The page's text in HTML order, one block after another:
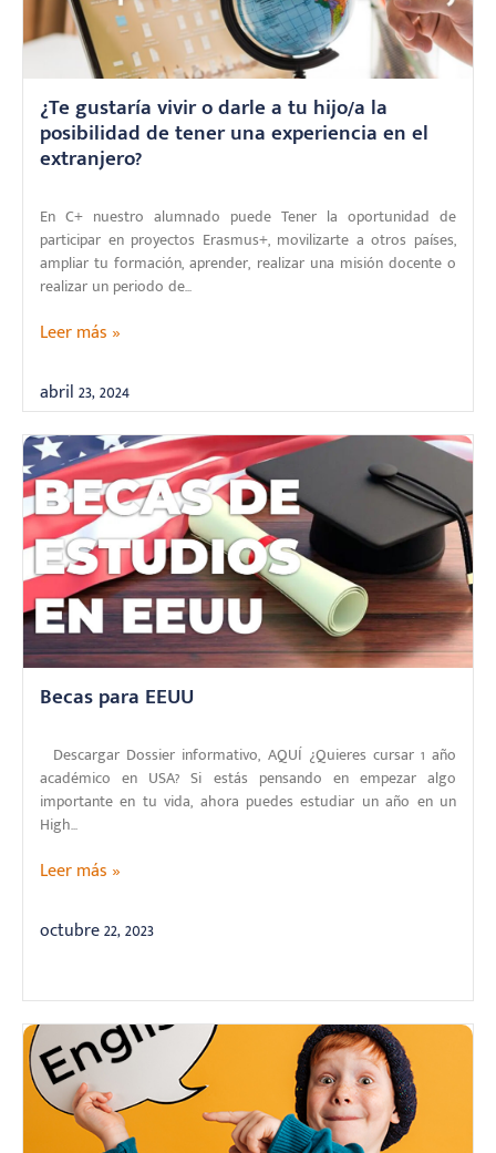
¿Te gustaría vivir o darle a tu hijo/a la
posibilidad de tener una experiencia en el
extranjero?
En C+ nuestro alumnado puede Tener la oportunidad de
participar en proyectos Erasmus+, movilizarte a otros países,
ampliar tu formación, aprender, realizar una misión docente o
realizar un periodo de...
Leer más »
abril 23, 2024
Becas para EEUU
Descargar Dossier informativo, AQUÍ ¿Quieres cursar 1 año
académico en USA? Si estás pensando en empezar algo
importante en tu vida, ahora puedes estudiar un año en un
High...
Leer más »
octubre 22, 2023